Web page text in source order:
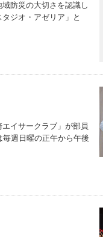
防災の大切さを認識し
ジオ・アゼリア」と
イサークラブ」が部員
週日曜の正午から午後